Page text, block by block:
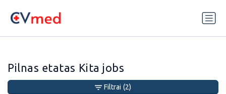
Pilnas etatas Kita jobs
Filtrai (2)